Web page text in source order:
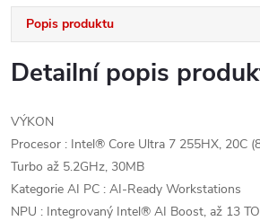
Popis produktu
Detailní popis
VÝKON
Procesor : Intel® Core Ultra 7 255HX, 20C
Turbo až 5.2GHz, 30MB
Kategorie AI PC : AI-Ready Workstations
NPU : Integrovaný Intel® AI Boost, až 13